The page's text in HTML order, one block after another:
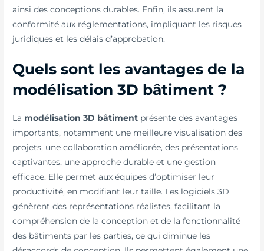
ainsi des conceptions durables. Enfin, ils assurent la
conformité aux réglementations, impliquant les risques
juridiques et les délais d’approbation.
Quels sont les avantages de la
modélisation 3D bâtiment ?
La modélisation 3D bâtiment présente des avantages
importants, notamment une meilleure visualisation des
projets, une collaboration améliorée, des présentations
captivantes, une approche durable et une gestion
efficace. Elle permet aux équipes d’optimiser leur
productivité, en modifiant leur taille. Les logiciels 3D
génèrent des représentations réalistes, facilitant la
compréhension de la conception et de la fonctionnalité
des bâtiments par les parties, ce qui diminue les